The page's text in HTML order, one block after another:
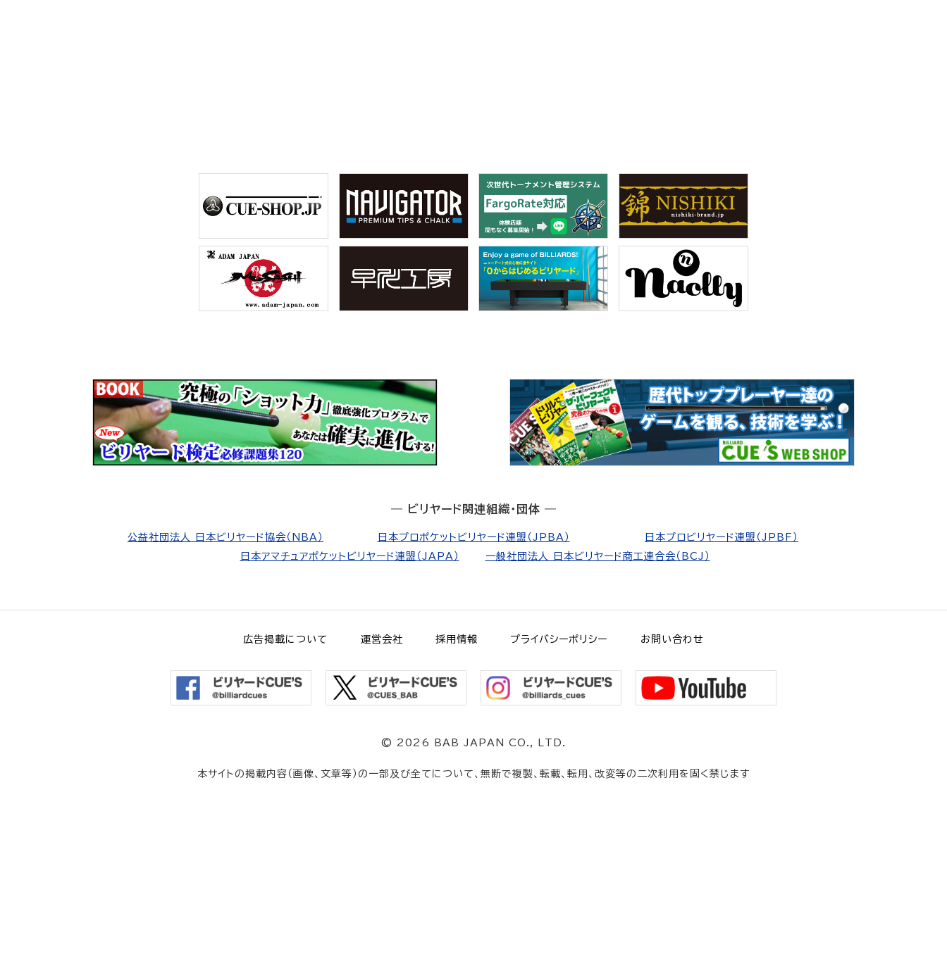
― ビリヤード関連組織・団体 ―
公益社団法人 日本ビリヤード協会（NBA） 日本プロポケットビリヤード連盟（JPBA）
日本プロビリヤード連盟（JPBF）
日本アマチュアポケットビリヤード連盟（JAPA）
一般社団法人 日本ビリヤード商工連合会（BCJ）
広告掲載について 運営会社 採用情報 プライバシーポリシー お問い合わせ
© 2026 BAB JAPAN CO., LTD.
本サイトの掲載内容（画像、文章等）の一部及び全てについて、無断で複製、転載、転用、改変等の二次利用を固く禁じます